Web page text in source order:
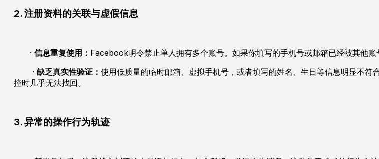
2. 注册资料的关联与虚假信息
· 信息重复使用： Facebook明令禁止单人拥有多个账号。如果你填写的手机号或邮箱已经被其他账
· 缺乏真实性验证： 使用低质量的临时邮箱、虚拟手机号，或者填写的姓名、生日等信息明显不
控时几乎无法找回。
3. 异常的操作行为轨迹